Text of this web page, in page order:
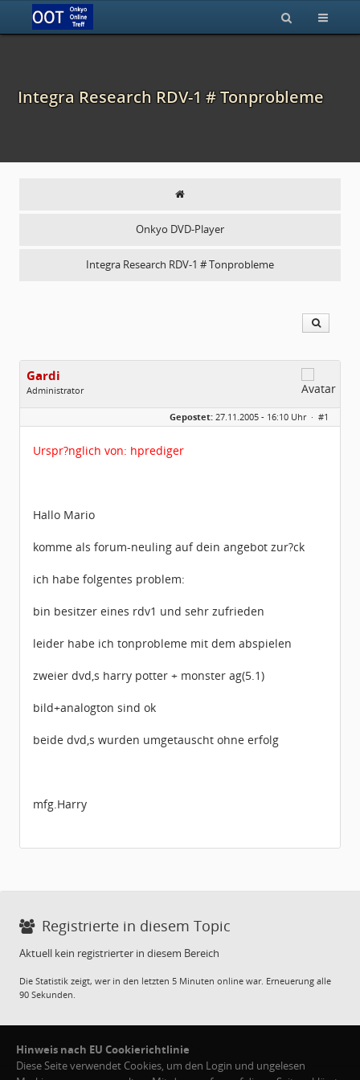
Integra Research RDV-1 # Tonprobleme
Onkyo DVD-Player
Integra Research RDV-1 # Tonprobleme
Gardi
Administrator
Geschlecht:
Homepage:
Gardi.de
Dabei seit:
11 / 2005
Gepostet: 27.11.2005 - 16:10 Uhr · #1
Urspr?nglich von: hprediger
Hallo Mario
komme als forum-neuling auf dein angebot zur?ck
ich habe folgentes problem:
bin besitzer eines rdv1 und sehr zufrieden
leider habe ich tonprobleme mit dem abspielen
zweier dvd,s harry potter + monster ag(5.1)
bild+analogton sind ok
beide dvd,s wurden umgetauscht ohne erfolg
mfg.Harry
Registrierte in diesem Topic
Aktuell kein registrierter in diesem Bereich
Die Statistik zeigt, wer in den letzten 5 Minuten online war. Erneuerung alle
90 Sekunden.
Hinweis nach EU Cookierichtlinie
Diese Seite verwendet Cookies, um den Login und ungelesen